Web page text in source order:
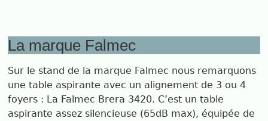
La marque Falmec
Sur le stand de la marque Falmec nous remarquons
une table aspirante avec un alignement de 3 ou 4
foyers : La Falmec Brera 3420. C’est un table
aspirante assez silencieuse (65dB max), équipée de